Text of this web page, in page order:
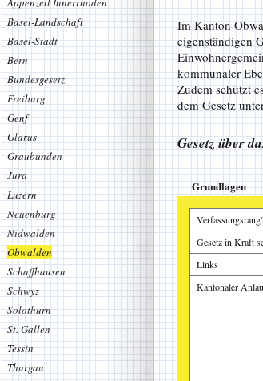
Basel-Landschaft
Basel-Stadt
Bern
Bundesgesetz
Freiburg
Genf
Glarus
Graubünden
Jura
Luzern
Neuenburg
Nidwalden
Obwalden
Schaffhausen
Schwyz
Solothurn
St. Gallen
Tessin
Thurgau
Im Kanton
eigenständigen
kommunaler
Zudem schützt
dem Gesetz
Gesetz über
Grundlagen
Gesetz in Kraft
Links
Kantonaler